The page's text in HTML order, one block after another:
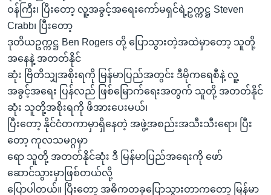
ဝန်ကြီး၊ ပြီးတော့ လူ့အခွင့်အရေးကော်မရှင်ရဲ့ဥက္ကဋ္ဌ Steven
Crabb၊ ပြီးတော့
ဒုတိယဥက္ကဋ္ဌ Ben Rogers တို့ ပြောသွားတဲ့အထဲမှာတော့ သူတို့
အနေနဲ့ အတတ်နိုင်
ဆုံး ဗြိတိသျှအစိုးရကို မြန်မာပြည်အတွင်း ဒီမိုကရေစီနဲ့ လူ့
အခွင့်အရေး ပြန်လည် ဖြစ်မြောက်ရေးအတွက် သူတို့ အတတ်နိုင်
ဆုံး သူတို့အစိုးရကို ဖိအားပေးမယ်၊
ပြီးတော့ နိုင်ငံတကာမှာရှိနေတဲ့ အဖွဲ့အစည်းအသီးသီးရော၊ ပြီး
တော့ ကုလသမဂ္ဂမှာ
ရော သူတို့ အတတ်နိုင်ဆုံး ဒီ မြန်မာပြည်အရေးကို ဖော်
ဆောင်သွားမှာဖြစ်တယ်လို့
ပြောပါတယ်။ ပြီးတော့ အဓိကတခုပြောသွားတာကတော့ မြန်မာ